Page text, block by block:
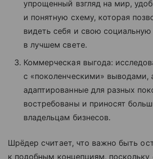
упрощенный взгляд на мир,
и понятную схему, которая
видеть себя и свою социальную
в лучшем свете.
Коммерческая выгода:
с «поколенческими» выводами,
адаптированные для разных
востребованы и приносят
владельцам бизнесов.
Шрёдер считает, что важно быть
к подобным концепциям, поскольку